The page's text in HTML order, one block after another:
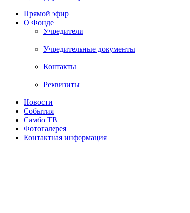
Прямой эфир
О Фонде
Учредители
Учредительные документы
Контакты
Реквизиты
Новости
События
Самбо.ТВ
Фотогалерея
Контактная информация